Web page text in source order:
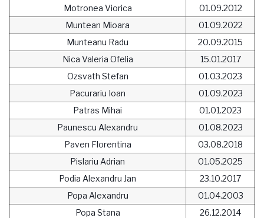
Motronea Viorica
01.09.2012
Muntean Mioara
01.09.2022
Munteanu Radu
20.09.2015
Nica Valeria Ofelia
15.01.2017
Ozsvath Stefan
01.03.2023
Pacurariu Ioan
01.09.2023
Patras Mihai
01.01.2023
Paunescu Alexandru
01.08.2023
Paven Florentina
03.08.2018
Pislariu Adrian
01.05.2025
Podia Alexandru Jan
23.10.2017
Popa Alexandru
01.04.2003
Popa Stana
26.12.2014